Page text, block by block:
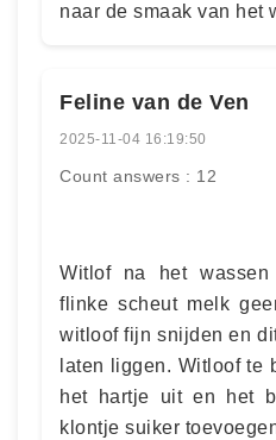
naar de smaak van het
Feline van de Ven
2025-11-04 16:19:50
Count answers : 12
Witlof na het
flinke scheut melk
witloof fijn snijden en
laten liggen. Witloof te
het hartje uit en het
klontje suiker